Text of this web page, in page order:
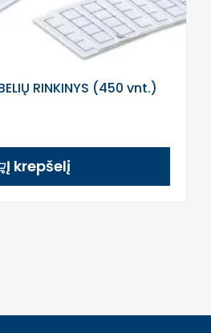
RINKINYS (450 vnt.)
Į krepšelį